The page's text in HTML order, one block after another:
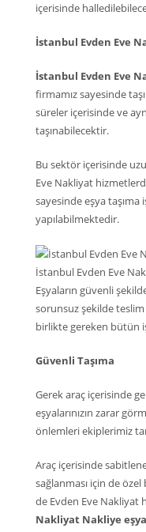
içerisinde
İstanbul Evden Eve
İstanbul Evden Eve
firmamız sayesinde
süreler içerisinde ve
taşınabilecektir.
Bu sektör içerisinde
Eve Nakliyat
sayesinde eşya
yapılabilmektedir.
İstanbul Evden Eve
Eşyaların güvenli
sorunsuz şekilde
birlikte gereken bütün
Güvenli Taşıma
Gerek araç içerisinde
eşyalarınızın zarar
önlemleri ekiplerimiz
Araç içerisinde
sağlanması için de
de Evden Eve Nakliyat
Nakliyat Nakliye